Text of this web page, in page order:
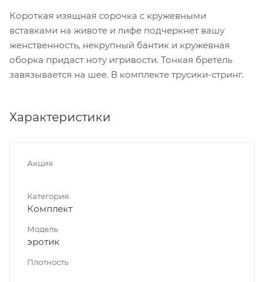
Короткая изящная сорочка с кружевными
вставками на животе и лифе подчеркнет вашу
женственность, некрупный бантик и кружевная
оборка придаст ноту игривости. Тонкая бретель
завязывается на шее. В комплекте трусики-стринг.
Характеристики
Акция
Категория
Комплект
Модель
эротик
Плотность